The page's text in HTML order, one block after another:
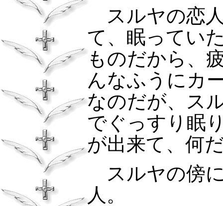
スルヤの恋
て、眠ってい
ものだから、
んなふうにカ
なのだが、ス
でぐっすり眠
が出来て、何
スルヤの傍
人。